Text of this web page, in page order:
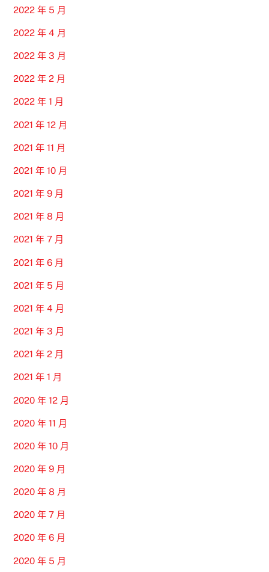
2022 年 5 月
2022 年 4 月
2022 年 3 月
2022 年 2 月
2022 年 1 月
2021 年 12 月
2021 年 11 月
2021 年 10 月
2021 年 9 月
2021 年 8 月
2021 年 7 月
2021 年 6 月
2021 年 5 月
2021 年 4 月
2021 年 3 月
2021 年 2 月
2021 年 1 月
2020 年 12 月
2020 年 11 月
2020 年 10 月
2020 年 9 月
2020 年 8 月
2020 年 7 月
2020 年 6 月
2020 年 5 月